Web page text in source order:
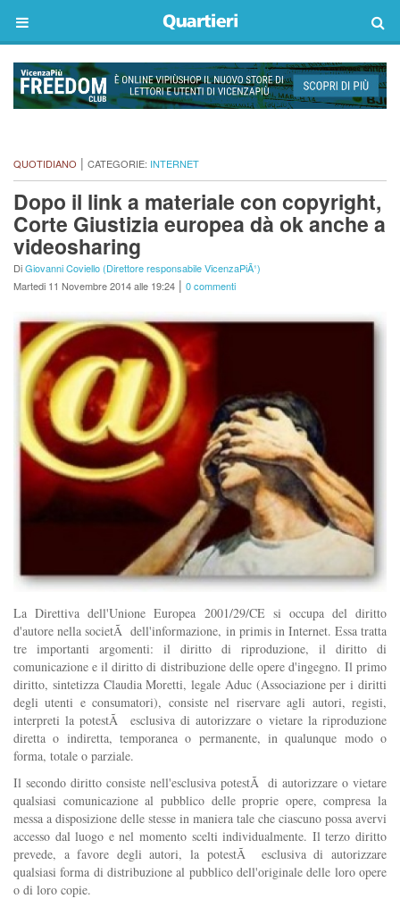
QUOTIDIANO | CATEGORIE: INTERNET
Dopo il link a materiale con copyright,
Corte Giustizia europea dà ok anche a
videosharing
DiGiovanni Coviello (Direttore responsabile VicenzaPiÃ¹)
Martedi 11 Novembre 2014 alle 19:24 | 0 commenti
La Direttiva dell'Unione Europea 2001/29/CE si occupa del diritto
d'autore nella societÃ dell'informazione, in primis in Internet. Essa tratta
tre importanti argomenti: il diritto di riproduzione, il diritto di
comunicazione e il diritto di distribuzione delle opere d'ingegno. Il primo
diritto, sintetizza Claudia Moretti, legale Aduc (Associazione per i diritti
degli utenti e consumatori), consiste nel riservare agli autori, registi,
interpreti la potestÃ esclusiva di autorizzare o vietare la riproduzione
diretta o indiretta, temporanea o permanente, in qualunque modo o
forma, totale o parziale.
Il secondo diritto consiste nell'esclusiva potestÃ di autorizzare o vietare
qualsiasi comunicazione al pubblico delle proprie opere, compresa la
messa a disposizione delle stesse in maniera tale che ciascuno possa avervi
accesso dal luogo e nel momento scelti individualmente. Il terzo diritto
prevede, a favore degli autori, la potestÃ esclusiva di autorizzare
qualsiasi forma di distribuzione al pubblico dell'originale delle loro opere
o di loro copie.